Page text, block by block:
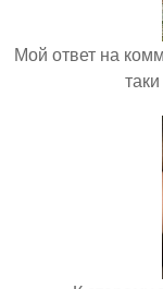
Мой ответ на